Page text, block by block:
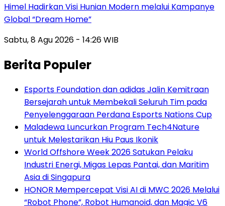
Himel Hadirkan Visi Hunian Modern melalui Kampanye
Global “Dream Home”
Sabtu, 8 Agu 2026 - 14:26 WIB
Berita Populer
Esports Foundation dan adidas Jalin Kemitraan
Bersejarah untuk Membekali Seluruh Tim pada
Penyelenggaraan Perdana Esports Nations Cup
Maladewa Luncurkan Program Tech4Nature
untuk Melestarikan Hiu Paus Ikonik
World Offshore Week 2026 Satukan Pelaku
Industri Energi, Migas Lepas Pantai, dan Maritim
Asia di Singapura
HONOR Mempercepat Visi AI di MWC 2026 Melalui
“Robot Phone”, Robot Humanoid, dan Magic V6